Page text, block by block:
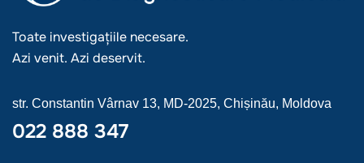
Toate investigațiile necesare.
Azi venit. Azi deservit.
str. Constantin Vârnav 13, MD-2025, Chișinău, Moldova
022 888 347